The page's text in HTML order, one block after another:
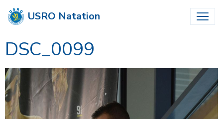
USRO Natation
DSC_0099